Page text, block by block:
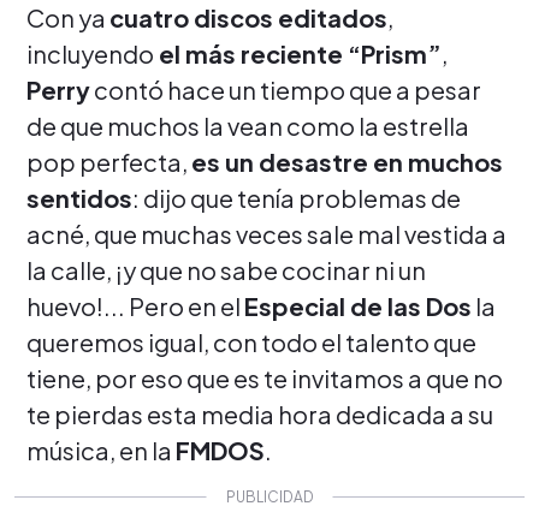
Con ya cuatro discos editados,
incluyendo el más reciente “Prism”,
Perrycontó hace un tiempo que a pesar
de que muchos la vean como la estrella
pop perfecta, es un desastre en muchos
sentidos: dijo que tenía problemas de
acné, que muchas veces sale mal vestida a
la calle, ¡y que no sabe cocinar ni un
huevo!... Pero en el Especial de las Dos la
queremos igual, con todo el talento que
tiene, por eso que es te invitamos a que no
te pierdas esta media hora dedicada a su
música, en la FMDOS.